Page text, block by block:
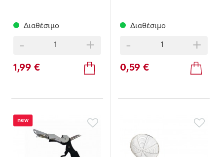
Διαθέσιμο
- +
1,99 €
Διαθέσιμο
- +
0,59 €
new